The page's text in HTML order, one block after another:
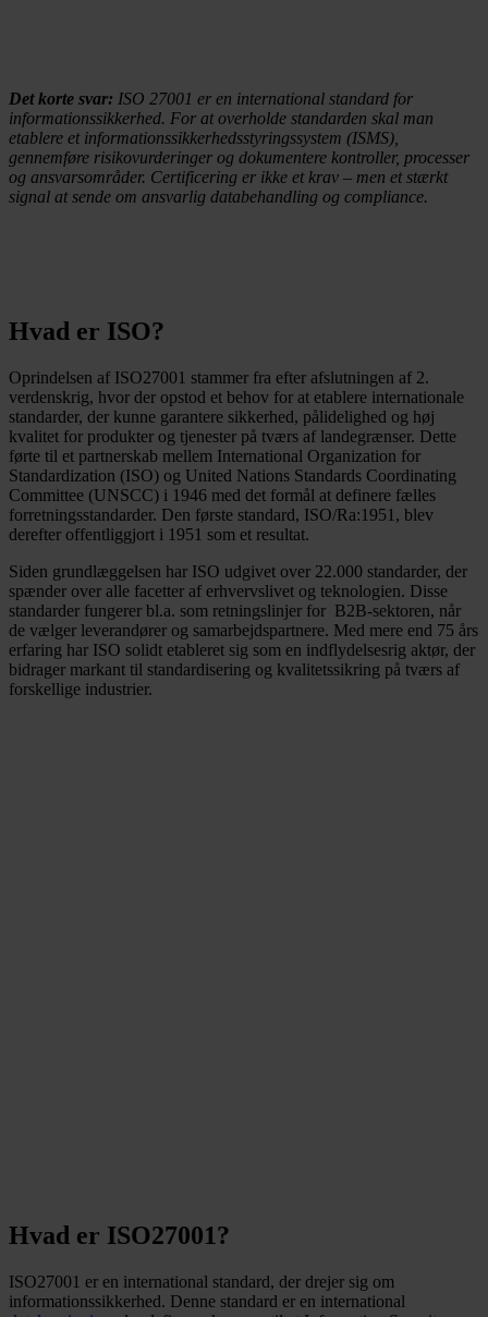
Det korte svar: ISO 27001 er en international standard for
informationssikkerhed. For at overholde standarden skal man
etablere et informationssikkerhedsstyringssystem (ISMS),
gennemføre risikovurderinger og dokumentere kontroller, processer
og ansvarsområder. Certificering er ikke et krav – men et stærkt
signal at sende om ansvarlig databehandling og compliance.
Hvad er ISO?
Oprindelsen af ISO27001 stammer fra efter afslutningen af 2.
verdenskrig, hvor der opstod et behov for at etablere internationale
standarder, der kunne garantere sikkerhed, pålidelighed og høj
kvalitet for produkter og tjenester på tværs af landegrænser. Dette
førte til et partnerskab mellem International Organization for
Standardization (ISO) og United Nations Standards Coordinating
Committee (UNSCC) i 1946 med det formål at definere fælles
forretningsstandarder. Den første standard, ISO/Ra:1951, blev
derefter offentliggjort i 1951 som et resultat.
Siden grundlæggelsen har ISO udgivet over 22.000 standarder, der
spænder over alle facetter af erhvervslivet og teknologien. Disse
standarder fungerer bl.a. som retningslinjer for B2B-sektoren, når
de vælger leverandører og samarbejdspartnere. Med mere end 75 års
erfaring har ISO solidt etableret sig som en indflydelsesrig aktør, der
bidrager markant til standardisering og kvalitetssikring på tværs af
forskellige industrier.
Hvad er ISO27001?
ISO27001 er en international standard, der drejer sig om
informationssikkerhed. Denne standard er en international